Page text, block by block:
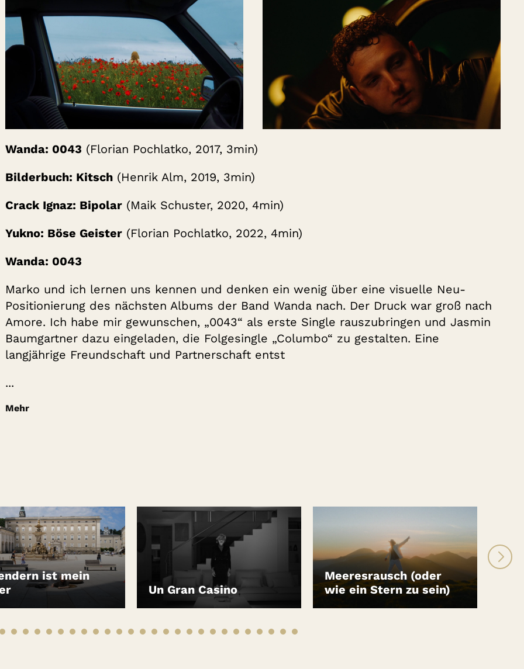
Wanda: 0043 (Florian Pochlatko, 2017, 3min)
Bilderbuch: Kitsch(Henrik Alm, 2019, 3min)
Crack Ignaz: Bipolar(Maik Schuster, 2020, 4min)
Yukno: Böse Geister(Florian Pochlatko, 2022, 4min)
Wanda: 0043
Marko und ich lernen uns kennen und denken ein wenig über eine visuelle Neu-
Positionierung des nächsten Albums der Band Wanda nach. Der Druck war groß nach
Amore. Ich habe mir gewunschen, „0043“ als erste Single rauszubringen und Jasmin
Baumgartner dazu eingeladen, die Folgesingle „Columbo“ zu gestalten. Eine
langjährige Freundschaft und Partnerschaft entst
...
Mehr
ist mein
Un Gran Casino
LEIHEN
Meeresrausch (oder
wie ein Stern zu sein)
LEIHEN